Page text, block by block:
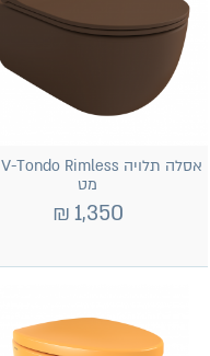
מט
1,350
₪